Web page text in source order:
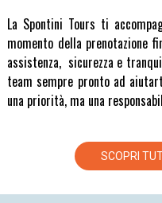
La Spontini Tours ti
momento della prenotazione
assistenza, sicurezza e
team sempre pronto ad
una priorità, ma una
SCOPRI